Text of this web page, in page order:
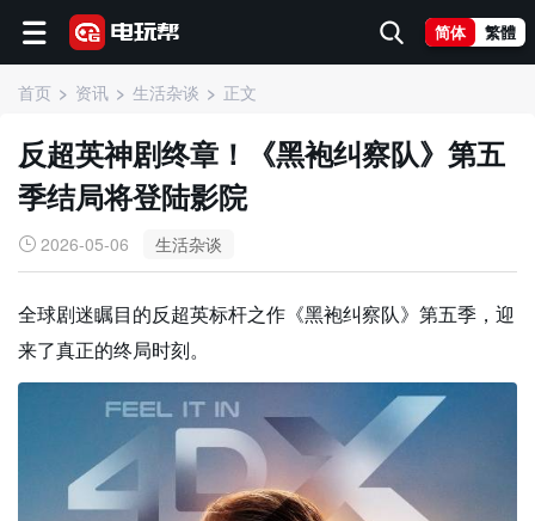
简体 繁體
首页 资讯 生活杂谈 正文
反超英神剧终章！《黑袍纠察队》第五
季结局将登陆影院
2026-05-06 生活杂谈
全球剧迷瞩目的反超英标杆之作《黑袍纠察队》第五季，迎
来了真正的终局时刻。